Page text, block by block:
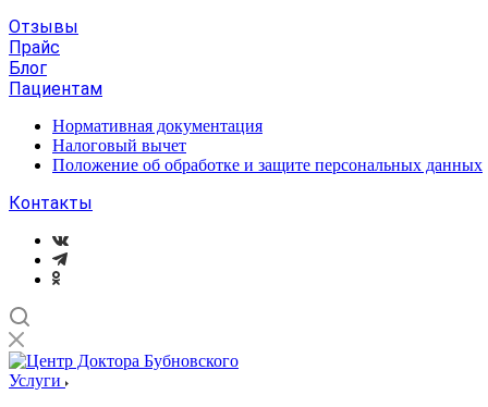
Отзывы
Прайс
Блог
Пациентам
Нормативная документация
Налоговый вычет
Положение об обработке и защите персональных данных
Контакты
Услуги